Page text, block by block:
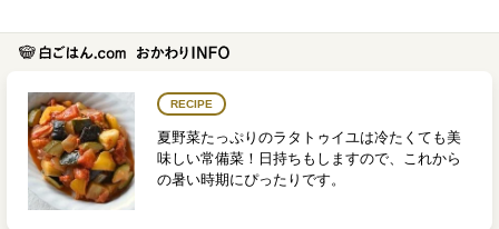
RECIPE
夏野菜たっぷりのラタトゥイユは冷たくても美
味しい常備菜！日持ちもしますので、これから
の暑い時期にぴったりです。